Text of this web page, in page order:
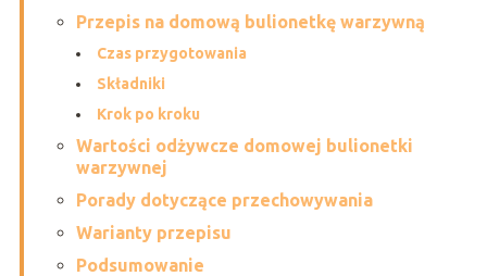
Przepis na domową bulionetkę warzywną
Czas przygotowania
Składniki
Krok po kroku
Wartości odżywcze domowej bulionetki
warzywnej
Porady dotyczące przechowywania
Warianty przepisu
Podsumowanie